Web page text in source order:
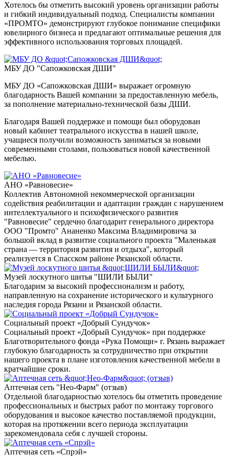
Хотелось бы отметить высокий уровень организации работы
и гибкий индивидуальный подход. Специалисты компании
«ПPOMTO» демонстрируют глубокое понимание специфики
ювелирного бизнеса и предлагают оптимальные решения для
эффективного использования торговых площадей.
МБУ ДО "Сапожковская ДШИ"
МБУ ДО «Сапожковская ДШИ» выражает огромную
благодарность Вашей компании за предоставленную мебель,
за пополнение материально-технической базы ДШИ.
Благодаря Вашей поддержке и помощи был оборудован
новый кабинет театрального искусства в нашей школе,
учащиеся получили возможность заниматься за новыми
современными столами, пользоваться новой качественной
мебелью.
АНО «Равновесие»
Коллектив Автономной некоммерческой организации
содействия реабилитации и адаптации граждан с нарушением
интеллектуального и психофизического развития
"Равновесие" сердечно благодарит генерального директора
ООО "Промто" Ананенко Максима Владимировича за
большой вклад в развитие социального проекта "Маленькая
страна — территория развития и отдыха", который
реализуется в Спасском районе Рязанской области.
Музей лоскутного шитья "ШИЛИ БЫЛИ"
Благодарим за высокий профессионализм и работу,
направленную на сохранение исторического и культурного
наследия города Рязани и Рязанской области.
Социальный проект «Добрый Сундучок»
Социальный проект «Добрый Сундучок» при поддержке
Благотворительного фонда «Рука Помощи» г. Рязань выражает
глубокую благодарность за сотрудничество при открытии
нашего проекта в плане изготовления качественной мебели в
кратчайшие сроки.
Аптечная сеть "Нео-Фарм" (отзыв)
Отдельной благодарностью хотелось бы отметить проведение
профессиональных и быстрых работ по монтажу торгового
оборудования и высокое качество поставляемой продукции,
которая на протяжении всего периода эксплуатации
зарекомендовала себя с лучшей стороны.
Аптечная сеть «Спрэй»